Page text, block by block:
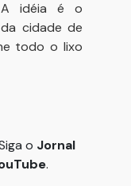
A idéia é o
cidade de
todo o lixo
o Jornal
.